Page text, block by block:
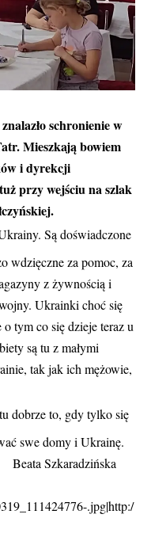
schronienie w
Mieszkają bowiem
i dyrekcji
przy wejściu na szlak
Są doświadczone
wdzięczne za pomoc, za
z żywnością i
Ukrainki choć się
tym co się dzieje teraz u
są tu z małymi
tak jak ich mężowie,
dobrze to, gdy tylko się
swe domy i Ukrainę.
Beata Szkaradzińska
.jpg|http:/